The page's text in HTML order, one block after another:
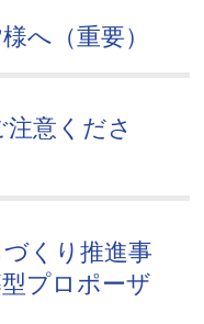
へ（重要）
意くださ
くり推進事
プロポーザ